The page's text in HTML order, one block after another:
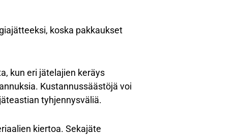
koska pakkaukset
kun eri jätelajien keräys
Kustannussäästöjä voi
tyhjennysväliä.
kiertoa. Sekajäte